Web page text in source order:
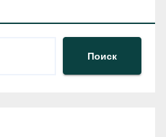
Поиск